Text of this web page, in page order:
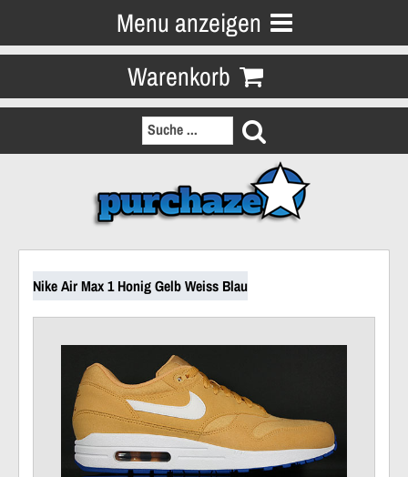
Menu anzeigen
Warenkorb
Nike Air Max 1 Honig Gelb Weiss Blau